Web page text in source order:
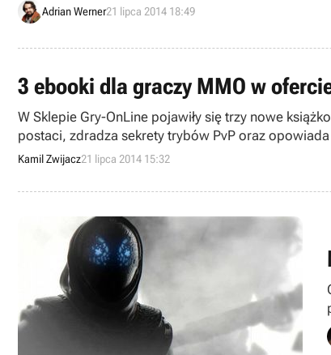
Adrian Werner21 lipca 2014 18:49
3 ebooki dla graczy MMO w
W Sklepie Gry-OnLine pojawiły się trzy nowe
postaci, zdradza sekrety trybów PvP oraz
Kamil Zwijacz21 lipca 2014 15:32